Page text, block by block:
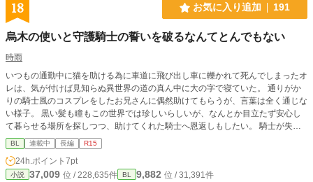
18 お気に入り追加 191
烏木の使いと守護騎士の誓いを破るなんてとんでもない
時雨
いつもの通勤中に猫を助ける為に車道に飛び出し車に轢かれて死んでしまったオ
レは、気が付けば見知らぬ異世界の道の真ん中に大の字で寝ていた。 通りがか
りの騎士風のコスプレをしたお兄さんに偶然助けてもらうが、言葉は全く通じな
い様子。 黒い髪も瞳もこの世界では珍しいらしいが、なんとか目立たず安心し
て暮らせる場所を探しつつ、助けてくれた騎士へ恩返しもしたい。 騎士が失踪
した大切な女性を捜している道中と知り、手伝いたい……けど、この”恩返し”と
いう名の”人捜し”結構ハードモードじゃない？ ◇ブロマンス寄りのふんわりBL
です。メインCPは騎士×転移主人公です。 ◇異世界転移・騎士・西洋風ファン
タジーと好きな物を詰め込んでいます。
BL 連載中 長編 R15
24h.ポイント 7pt
小説 37,009 位 / 228,635件 BL 9,882 位 / 31,391件